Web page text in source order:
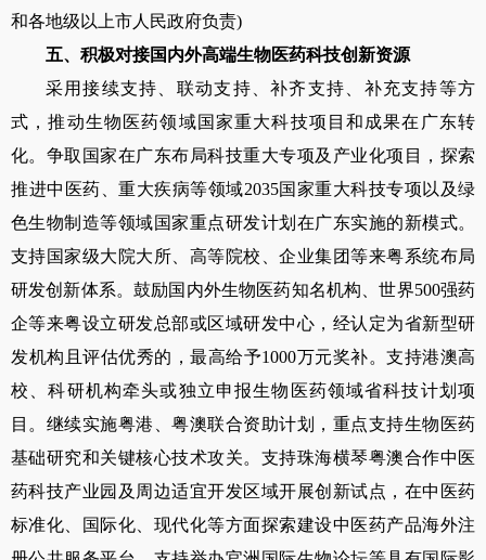
和各地级以上市人民政府负责)
五、积极对接国内外高端生物医药科技创新资源
采用接续支持、联动支持、补齐支持、补充支持等方
式，推动生物医药领域国家重大科技项目和成果在广东转
化。争取国家在广东布局科技重大专项及产业化项目，探索
推进中医药、重大疾病等领域2035国家重大科技专项以及绿
色生物制造等领域国家重点研发计划在广东实施的新模式。
支持国家级大院大所、高等院校、企业集团等来粤系统布局
研发创新体系。鼓励国内外生物医药知名机构、世界500强药
企等来粤设立研发总部或区域研发中心，经认定为省新型研
发机构且评估优秀的，最高给予1000万元奖补。支持港澳高
校、科研机构牵头或独立申报生物医药领域省科技计划项
目。继续实施粤港、粤澳联合资助计划，重点支持生物医药
基础研究和关键核心技术攻关。支持珠海横琴粤澳合作中医
药科技产业园及周边适宜开发区域开展创新试点，在中医药
标准化、国际化、现代化等方面探索建设中医药产品海外注